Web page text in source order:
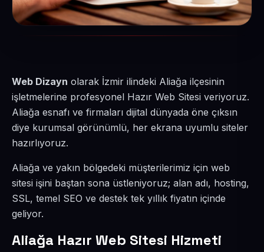
Web Dizayn olarak İzmir ilindeki Aliağa ilçesinin
işletmelerine profesyonel Hazır Web Sitesi veriyoruz.
Aliağa esnafı ve firmaları dijital dünyada öne çıksın
diye kurumsal görünümlü, her ekrana uyumlu siteler
hazırlıyoruz.
Aliağa ve yakın bölgedeki müşterilerimiz için web
sitesi işini baştan sona üstleniyoruz; alan adı, hosting,
SSL, temel SEO ve destek tek yıllık fiyatın içinde
geliyor.
Aliağa Hazır Web Sitesi Hizmeti